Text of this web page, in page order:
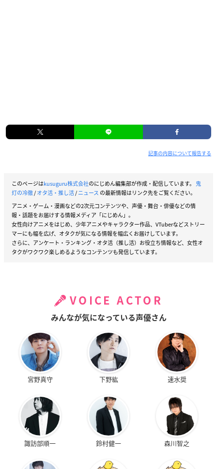
記事の内容について報告する
このページはkusuguru株式会社のにじめん編集部が作成・配信しています。 鬼
灯の冷徹/オタ活・推し活/ニュース の最新情報はリンク先をご覧ください。
アニメ・ゲーム・漫画などの2次元コンテンツや、声優・舞台・俳優などの情
報・話題をお届けする情報メディア「にじめん」。
女性向けアニメをはじめ、少年アニメやキャラクター作品、VTuberなどストリー
マーにも幅を広げ、オタクが気になる情報を幅広くお届けしています。
さらに、アンケート・ランキング・オタ活（推し活）お役立ち情報など、女性オ
タクがワクワク楽しめるようなコンテンツも発信しています。
VOICE ACTOR
みんなが気になっている声優さん
宮野真守 下野紘 速水奨
諏訪部順一 鈴村健一 森川智之